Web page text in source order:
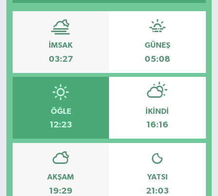
İMSAK
03:27
GÜNEŞ
05:08
ÖĞLE
12:23
İKINDI
16:16
AKŞAM
19:29
YATSI
21:03
Spor